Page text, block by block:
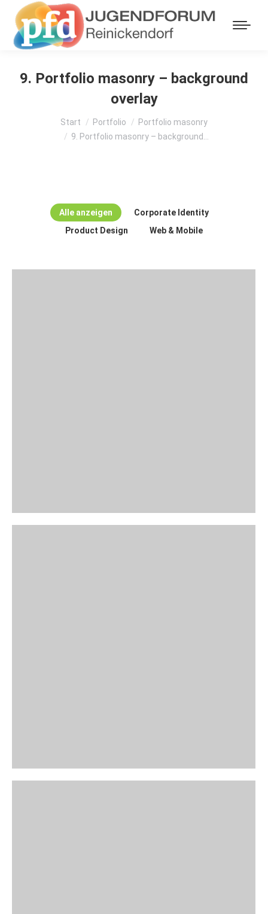
9. Portfolio masonry – background
overlay
Sie befinden sich hier:
Start Portfolio
Portfolio masonry
9. Portfolio masonry – background…
Alle anzeigen
Corporate Identity
Product Design
Web & Mobile